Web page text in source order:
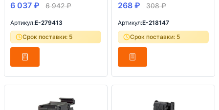
6 037 ₽ 6 942₽
Артикул:E-279413
Срок поставки: 5
268 ₽ 308₽
Артикул:E-218147
Срок поставки: 5